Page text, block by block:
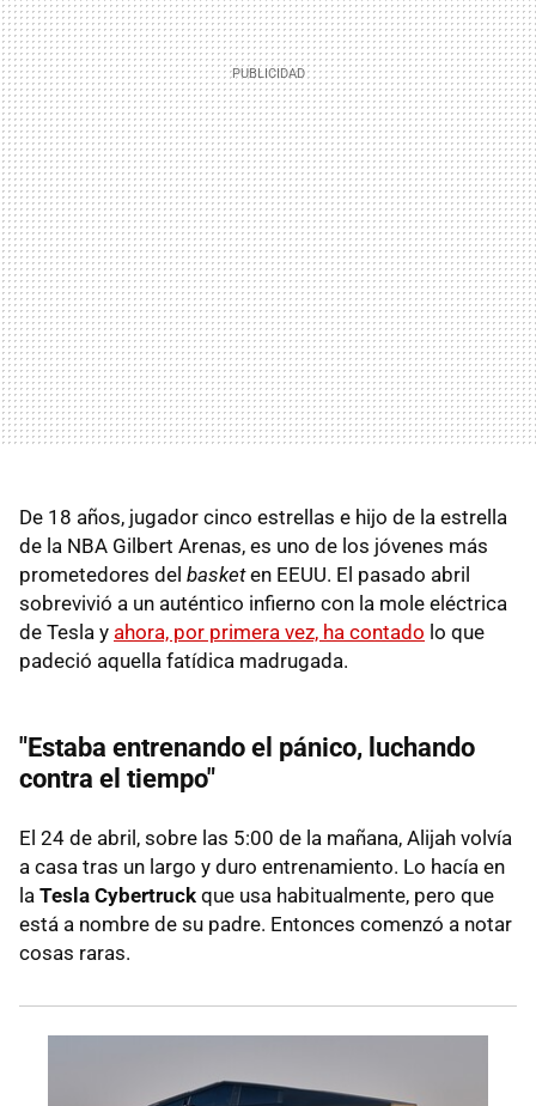
De 18 años, jugador cinco estrellas e hijo de la estrella
de la NBA Gilbert Arenas, es uno de los jóvenes más
prometedores del basketen EEUU. El pasado abril
sobrevivió a un auténtico infierno con la mole eléctrica
de Tesla y ahora, por primera vez, ha contado lo que
padeció aquella fatídica madrugada.
"Estaba entrenando el pánico, luchando
contra el tiempo"
El 24 de abril, sobre las 5:00 de la mañana, Alijah volvía
a casa tras un largo y duro entrenamiento. Lo hacía en
la Tesla Cybertruck que usa habitualmente, pero que
está a nombre de su padre. Entonces comenzó a notar
cosas raras.